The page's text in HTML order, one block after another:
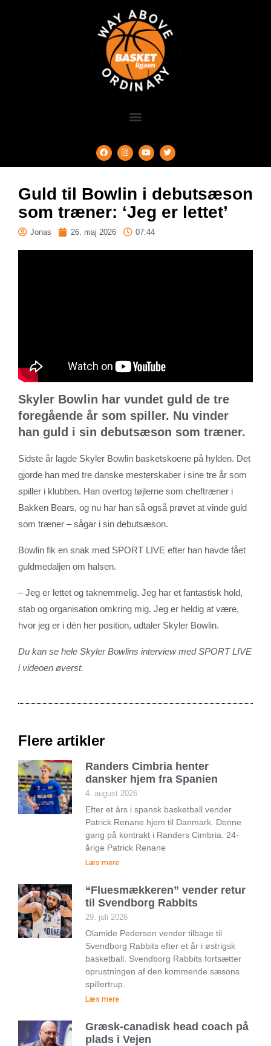
Guld til Bowlin i debutsæson
som træner: ‘Jeg er lettet’
Jonas 26. maj 2026 07:44
Skyler Bowlin har vundet guld de tre
foregående år som spiller. Nu vinder
han guld i sin debutsæson som træner.
Sidste år lagde Skyler Bowlin basketskoene på hylden. Det
gjorde han med tre danske mesterskaber i sine tre år som
spiller i klubben. Han overtog tøjlerne som cheftræner i
Bakken Bears, og nu har han så også prøvet at vinde guld
som træner – sågar i sin debutsæson.
Bowlin fik en snak med SPORT LIVE efter han havde fået
guldmedaljen om halsen.
– Jeg er lettet og taknemmelig. Jeg har et fantastisk hold,
stab og organisation omkring mig. Jeg er heldig at være,
hvor jeg er i dén her position, udtaler Skyler Bowlin.
Du kan se hele Skyler Bowlins interview med SPORT LIVE
i videoen øverst.
Flere artikler
Randers Cimbria henter
dansker hjem fra Spanien
4. august 2026
Efter et års i spansk basketball vender
Patrick Renane hjem til Danmark. Denne
gang på kontrakt i Randers Cimbria. 24-
årige Patrick Renane
Læs mere
“Fluesmækkeren” vender retur
til Svendborg Rabbits
29. juli 2026
Olamide Pedersen vender tilbage til
Svendborg Rabbits efter et år i østrigsk
basketball. Svendborg Rabbits fortsætter
oprustningen af den kommende sæsons
spillertrup.
Læs mere
Græsk-canadisk head coach på
plads i Vejen